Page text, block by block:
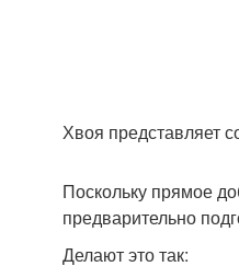
Хвоя представляет
Поскольку прямое
предварительно
Делают это так: